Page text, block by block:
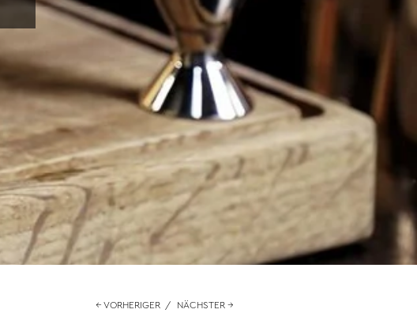
← VORHERIGER / NÄCHSTER →